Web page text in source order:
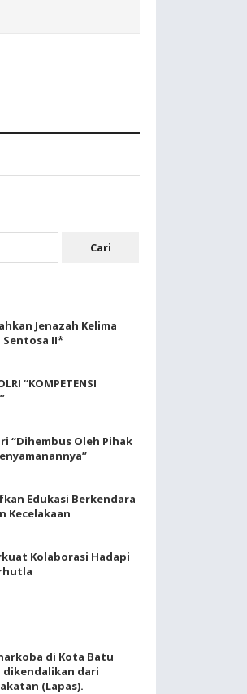
Jenazah Kelima
Sentosa II*
“KOMPETENSI
“Dihembus Oleh Pihak
Edukasi Berkendara
Kecelakaan
Kolaborasi Hadapi
di Kota Batu
dikendalikan dari
(Lapas).